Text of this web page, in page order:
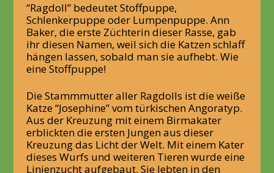
“Ragdoll” bedeutet Stoffpuppe,
Schlenkerpuppe oder Lumpenpuppe. Ann
Baker, die erste Züchterin dieser Rasse, gab
ihr diesen Namen, weil sich die Katzen schlaff
hängen lassen, sobald man sie aufhebt. Wie
eine Stoffpuppe!
Die Stammmutter aller Ragdolls ist die weiße
Katze “Josephine” vom türkischen Angoratyp.
Aus der Kreuzung mit einem Birmakater
erblickten die ersten Jungen aus dieser
Kreuzung das Licht der Welt. Mit einem Kater
dieses Wurfs und weiteren Tieren wurde eine
Linienzucht aufgebaut. Sie lebten in den